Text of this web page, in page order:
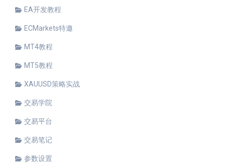
EA开发教程
ECMarkets特邀
MT4教程
MT5教程
XAUUSD策略实战
交易学院
交易平台
交易笔记
参数设置